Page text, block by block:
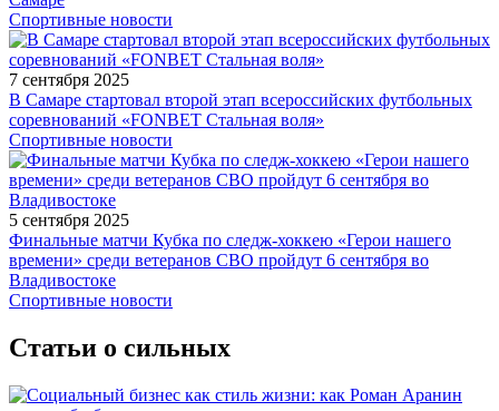
Спортивные новости
7 сентября 2025
В Самаре стартовал второй этап всероссийских футбольных
соревнований «FONBET Стальная воля»
Спортивные новости
5 сентября 2025
Финальные матчи Кубка по следж-хоккею «Герои нашего
времени» среди ветеранов СВО пройдут 6 сентября во
Владивостоке
Спортивные новости
Статьи о сильных